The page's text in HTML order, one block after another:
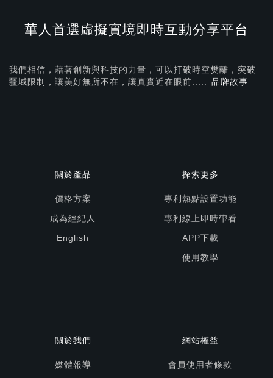
華人首選虛擬實境即時互動分享平台
我們相信，藉著創新與科技的力量，可以打破時空樊離，突破
疆域限制，讓美好無所不在， 讓真實近在眼前..... 品牌故事
關於產品
價格方案
成為經紀人
English
探索更多
專利熱點設置功能
專利線上即時帶看
APP下載
使用教學
關於我們
媒體報導
網站權益
會員使用者條款